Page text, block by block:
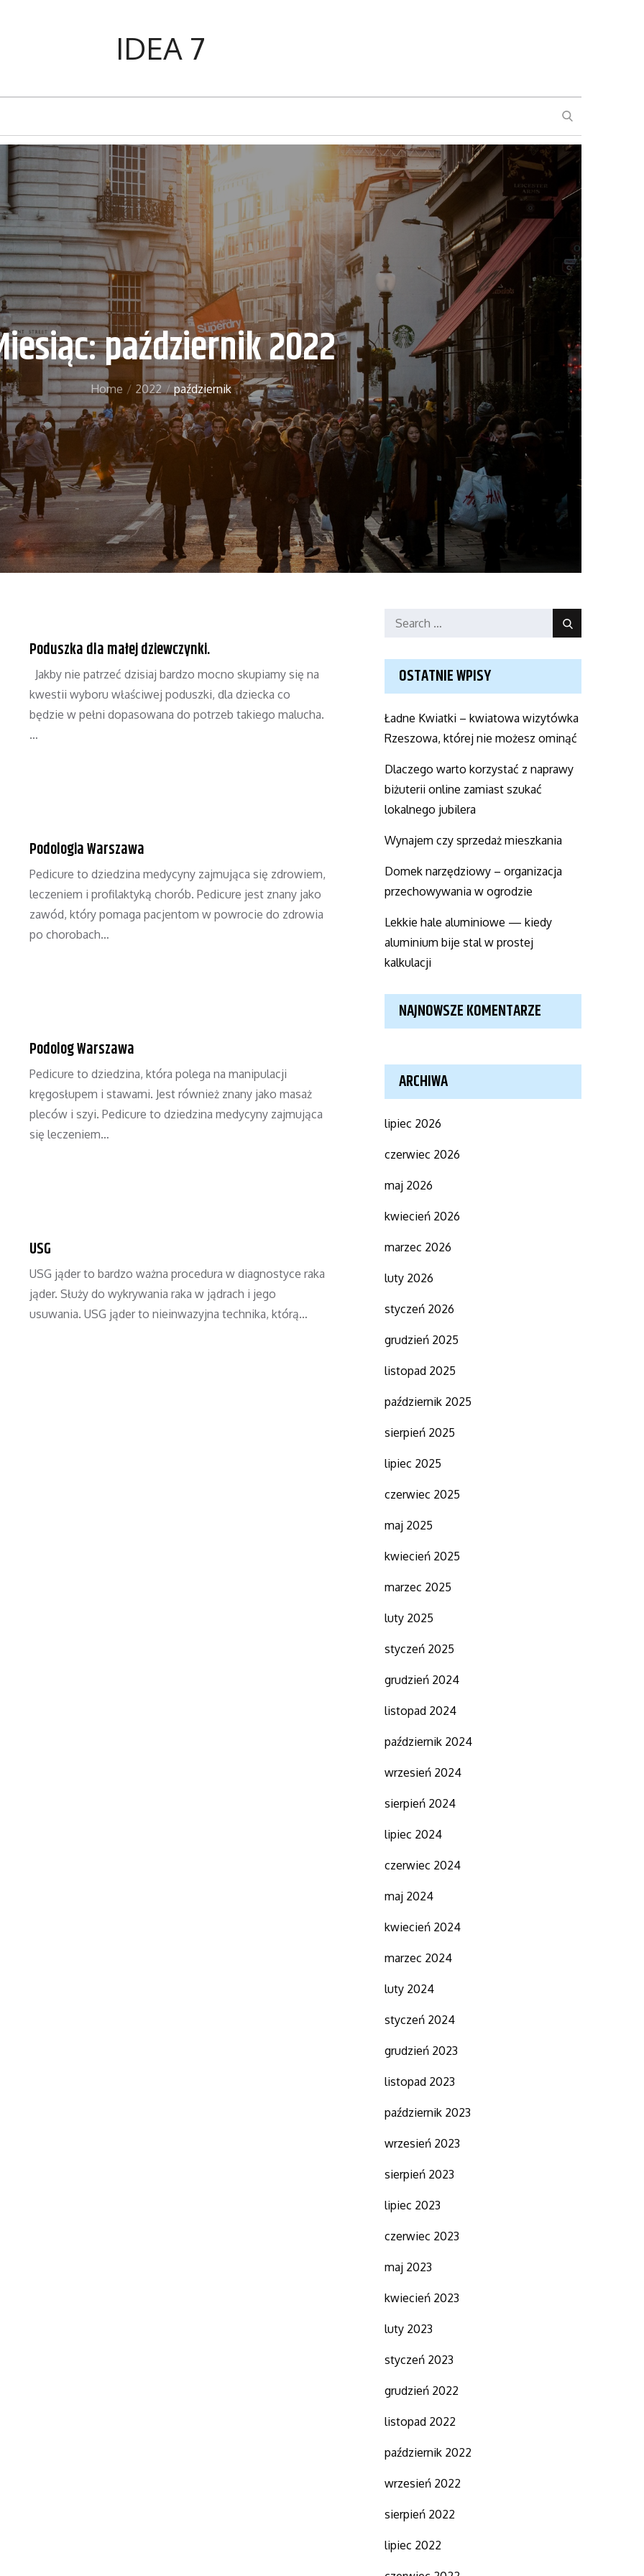
IDEA 7
SEARCH
październik 2022
Home 2022 październik
Poduszka dla małej dziewczynki.
Jakby nie patrzeć dzisiaj bardzo mocno skupiamy się na
kwestii wyboru właściwej poduszki, dla dziecka co
będzie w pełni dopasowana do potrzeb takiego malucha.
…
Podologia Warszawa
Pedicure to dziedzina medycyny zajmująca się zdrowiem,
leczeniem i profilaktyką chorób. Pedicure jest znany jako
zawód, który pomaga pacjentom w powrocie do zdrowia
po chorobach…
Podolog Warszawa
Pedicure to dziedzina, która polega na manipulacji
kręgosłupem i stawami. Jest również znany jako masaż
pleców i szyi. Pedicure to dziedzina medycyny zajmująca
się leczeniem…
USG
USG jąder to bardzo ważna procedura w diagnostyce raka
jąder. Służy do wykrywania raka w jądrach i jego
usuwania. USG jąder to nieinwazyjna technika, którą…
Search
Search
OSTATNIE WPISY
Ładne Kwiatki – kwiatowa wizytówka
Rzeszowa, której nie możesz ominąć
Dlaczego warto korzystać z naprawy
biżuterii online zamiast szukać
lokalnego jubilera
Wynajem czy sprzedaż mieszkania
Domek narzędziowy – organizacja
przechowywania w ogrodzie
Lekkie hale aluminiowe — kiedy
aluminium bije stal w prostej
kalkulacji
NAJNOWSZE KOMENTARZE
ARCHIWA
lipiec 2026
czerwiec 2026
maj 2026
kwiecień 2026
marzec 2026
luty 2026
styczeń 2026
grudzień 2025
listopad 2025
październik 2025
sierpień 2025
lipiec 2025
czerwiec 2025
maj 2025
kwiecień 2025
marzec 2025
luty 2025
styczeń 2025
grudzień 2024
listopad 2024
październik 2024
wrzesień 2024
sierpień 2024
lipiec 2024
czerwiec 2024
maj 2024
kwiecień 2024
marzec 2024
luty 2024
styczeń 2024
grudzień 2023
listopad 2023
październik 2023
wrzesień 2023
sierpień 2023
lipiec 2023
czerwiec 2023
maj 2023
kwiecień 2023
luty 2023
styczeń 2023
grudzień 2022
listopad 2022
październik 2022
wrzesień 2022
sierpień 2022
lipiec 2022